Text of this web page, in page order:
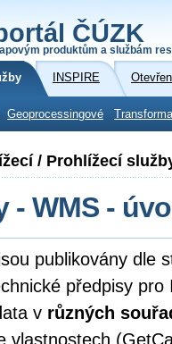
ČÚZK
produktům a službám
INSPIRE
Geoprocessingové
/ Prohlížecí
- WMS -
publikovány dle
předpisy
v různých
vlastnostech